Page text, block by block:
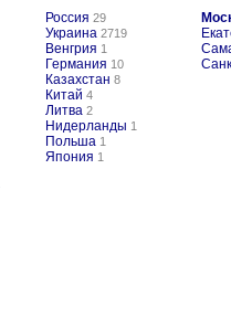
Россия 29
Украина 2719
Венгрия 1
Германия 10
Казахстан 8
Китай 4
Литва 2
Нидерланды 1
Польша 1
Япония 1